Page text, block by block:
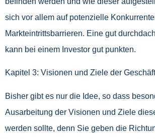
sich vor allem auf potenzielle
Markteintrittsbarrieren. Eine gut
kann bei einem Investor gut punkten.
Kapitel 3: Visionen und Ziele der
Bisher gibt es nur die Idee, so dass
Ausarbeitung der Visionen und Ziele
werden sollte, denn Sie geben die